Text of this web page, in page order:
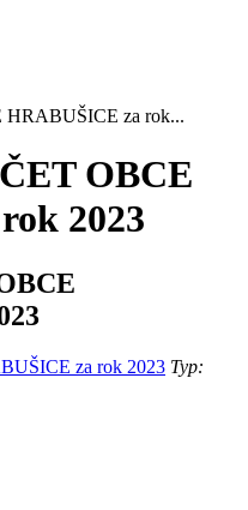
za rok...
OBCE
2023
za rok 2023 Typ: